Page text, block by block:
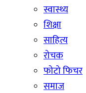
स्वास्थ्य
शिक्षा
साहित्य
रोचक
फोटो फिचर
समाज